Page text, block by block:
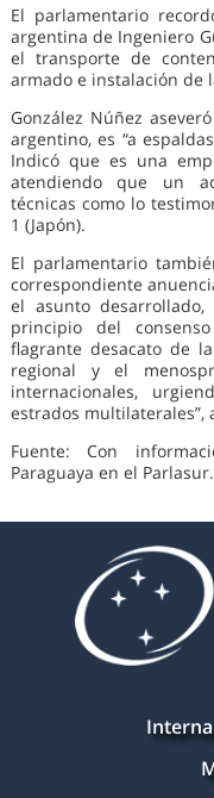
El parlamentario
argentina de Ingeniero
el transporte de
armado e instalación de
González Núñez
argentino, es “a
Indicó que es una
atendiendo que un
técnicas como lo
1 (Japón).
El parlamentario
correspondiente
el asunto desarrollado,
principio del
flagrante desacato de
regional y el
internacionales,
estrados multilaterales”,
Fuente: Con
Paraguaya en el Parlasur.